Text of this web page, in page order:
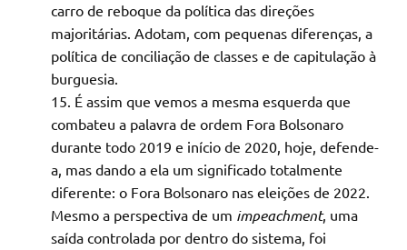
carro de reboque da política das direções
majoritárias. Adotam, com pequenas diferenças, a
política de conciliação de classes e de capitulação à
burguesia.
É assim que vemos a mesma esquerda que
combateu a palavra de ordem Fora Bolsonaro
durante todo 2019 e início de 2020, hoje, defende-
a, mas dando a ela um significado totalmente
diferente: o Fora Bolsonaro nas eleições de 2022.
Mesmo a perspectiva de um impeachment, uma
saída controlada por dentro do sistema, foi